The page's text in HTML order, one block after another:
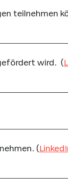
teilnehmen
wird. (
(